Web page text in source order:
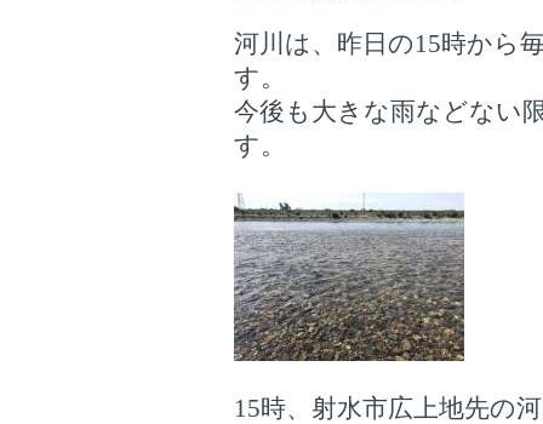
河川は、昨日の15時から
す。
今後も大きな雨などない
す。
15時、射水市広上地先の